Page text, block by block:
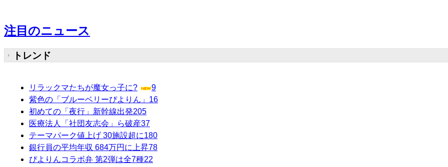
注目のニュース
トレンド
リラックマたちが魔女っ子に?
9
紫色の「ブルーベリーぴよりん」 16
初めての「夜行」新幹線出発205
医療法人「社団友志会」ら破産37
テーマパーク値上げ 30施設超に180
銀行員の平均年収 684万円に上昇78
ぴよりんコラボ弁 第2弾は全7種22